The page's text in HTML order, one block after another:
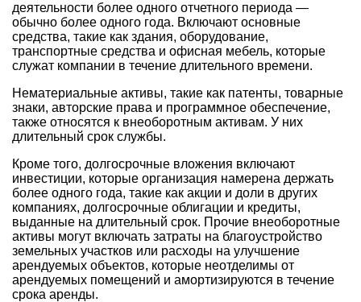
деятельности более одного отчетного периода —
обычно более одного года. Включают основные
средства, такие как здания, оборудование,
транспортные средства и офисная мебель, которые
служат компании в течение длительного времени.
Нематериальные активы, такие как патенты, товарные
знаки, авторские права и программное обеспечение,
также относятся к внеоборотным активам. У них
длительный срок службы.
Кроме того, долгосрочные вложения включают
инвестиции, которые организация намерена держать
более одного года, такие как акции и доли в других
компаниях, долгосрочные облигации и кредиты,
выданные на длительный срок. Прочие внеоборотные
активы могут включать затраты на благоустройство
земельных участков или расходы на улучшение
арендуемых объектов, которые неотделимы от
арендуемых помещений и амортизируются в течение
срока аренды.